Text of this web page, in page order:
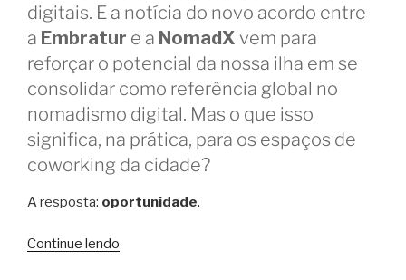
digitais. E a notícia do novo acordo entre
a Embratur e a NomadX vem para
reforçar o potencial da nossa ilha em se
consolidar como referência global no
nomadismo digital. Mas o que isso
significa, na prática, para os espaços de
coworking da cidade?
A resposta: oportunidade.
Continue lendo